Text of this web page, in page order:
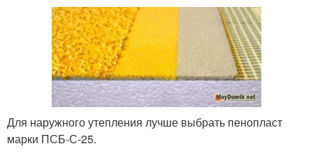
Для наружного утепления лучше выбрать пенопласт
марки ПСБ-С-25.